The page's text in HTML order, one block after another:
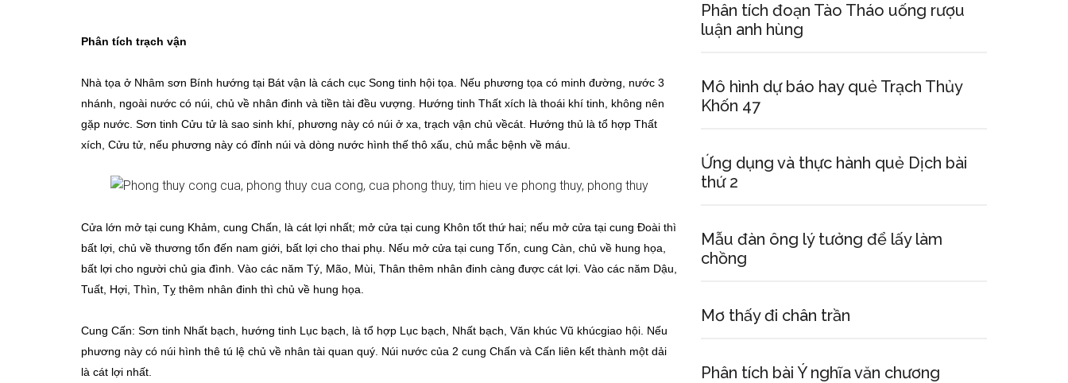
Phân tích trạch vận
Nhà tọa ở Nhâm sơn Bính hướng tại Bát vận là cách cục Song tinh hội tọa. Nếu phương tọa có minh đường, nước 3
nhánh, ngoài nước có núi, chủ về nhân đinh và tiền tài đều vượng. Hướng tinh Thất xích là thoái khí tinh, không nên
gặp nước. Sơn tinh Cửu tử là sao sinh khí, phương này có núi ở xa, trạch vận chủ vềcát. Hướng thủ là tổ hợp Thất
xích, Cửu tử, nếu phương này có đỉnh núi và dòng nước hình thế thô xấu, chủ mắc bệnh về máu.
Cửa lớn mở tại cung Khảm, cung Chấn, là cát lợi nhất; mở cửa tại cung Khôn tốt thứ hai; nếu mở cửa tại cung Đoài thì
bất lợi, chủ về thương tổn đến nam giới, bất lợi cho thai phụ. Nếu mở cửa tại cung Tốn, cung Càn, chủ về hung họa,
bất lợi cho người chủ gia đình. Vào các năm Tý, Mão, Mùi, Thân thêm nhân đinh càng được cát lợi. Vào các năm Dậu,
Tuất, Hợi, Thìn, Tỵ thêm nhân đinh thì chủ về hung họa.
Cung Cấn: Sơn tinh Nhất bạch, hướng tinh Lục bạch, là tổ hợp Lục bạch, Nhất bạch, Văn khúc Vũ khúcgiao hội. Nếu
phương này có núi hình thê tú lệ chủ về nhân tài quan quý. Núi nước của 2 cung Chấn và Cấn liên kết thành một dải
là cát lợi nhất.
Phân tích đoạn Tào Tháo uống rượu
luận anh hùng
Mô hình dự báo hay quẻ Trạch Thủy
Khốn 47
Ứng dụng và thực hành quẻ Dịch bài
thứ 2
Mẫu đàn ông lý tưởng để lấy làm
chồng
Mơ thấy đi chân trần
Phân tích bài Ý nghĩa văn chương